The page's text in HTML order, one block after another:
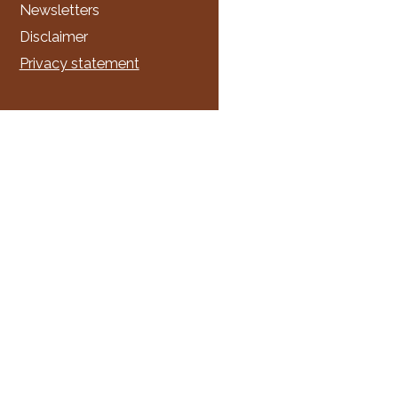
Newsletters
Disclaimer
Privacy statement